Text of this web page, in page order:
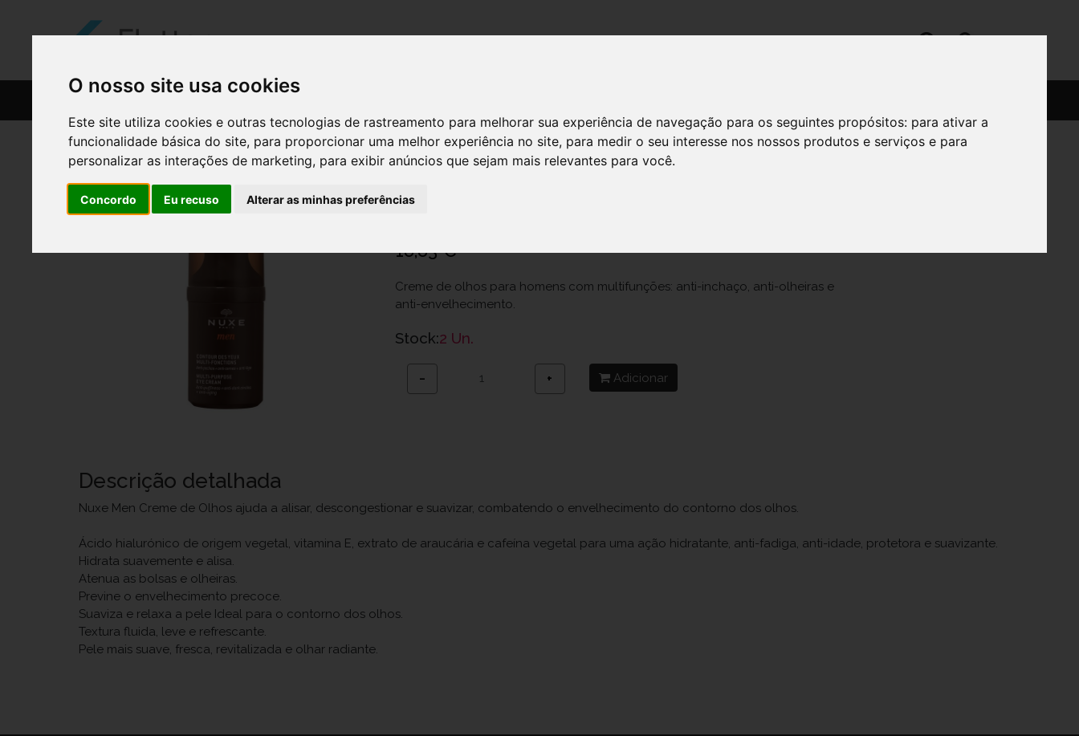
O nosso site usa cookies
Este site utiliza cookies e outras tecnologias de rastreamento para melhorar sua experiência de navegação para os seguintes propósitos: para ativar a
funcionalidade básica do site, para proporcionar uma melhor experiência no site, para medir o seu interesse nos nossos produtos e serviços e para
personalizar as interações de marketing, para exibir anúncios que sejam mais relevantes para você.
Concordo Eu recuso Alterar as minhas preferências
Nuxe Men Cr Contorno Olhos 15ml
18,83 €
Creme de olhos para homens com multifunções: anti-inchaço, anti-olheiras e
anti-envelhecimento.
Stock:2 Un.
− + Adicionar
Descrição detalhada
Nuxe Men Creme de Olhos ajuda a alisar, descongestionar e suavizar, combatendo o envelhecimento do contorno dos olhos.
Ácido hialurónico de origem vegetal, vitamina E, extrato de araucária e cafeína vegetal para uma ação hidratante, anti-fadiga, anti-idade, protetora e suavizante.
Hidrata suavemente e alisa.
Atenua as bolsas e olheiras.
Previne o envelhecimento precoce.
Suaviza e relaxa a pele Ideal para o contorno dos olhos.
Textura fluida, leve e refrescante.
Pele mais suave, fresca, revitalizada e olhar radiante.